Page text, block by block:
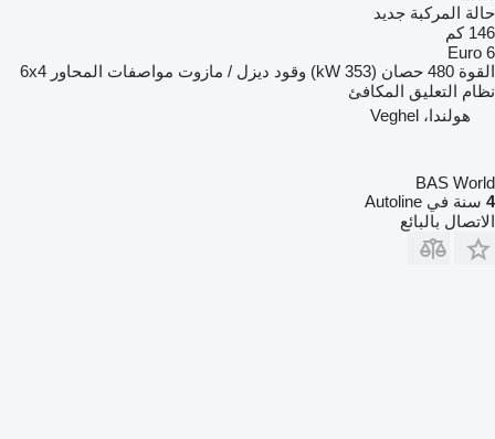
حالة المركبة جديد
146 كم
Euro 6
القوة 480 حصان (353 kW) وقود ديزل / مازوت مواصفات المحاور 6x4
نظام التعليق المكافئ
هولندا، Veghel
BAS World
4 سنة في Autoline
الاتصال بالبائع